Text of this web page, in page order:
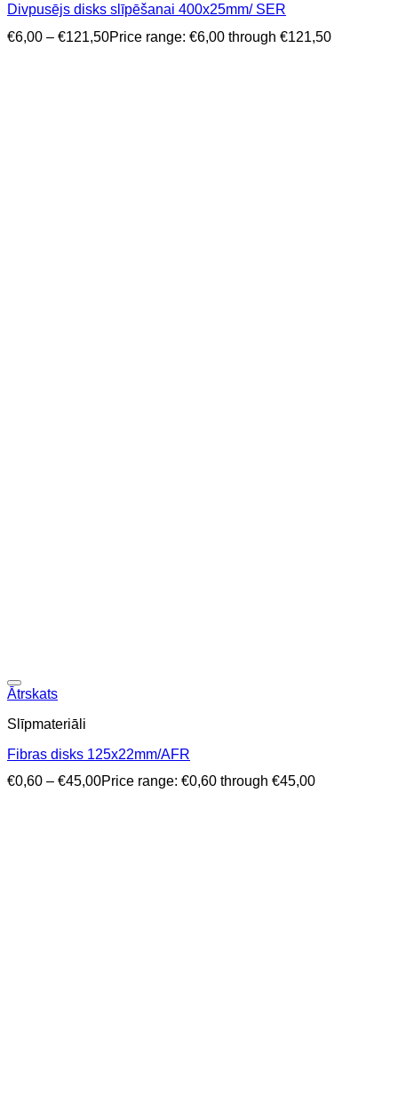
Divpusējs disks slīpēšanai 400x25mm/ SER
€6,00 – €121,50Price range: €6,00 through €121,50
Ātrskats
Slīpmateriāli
Fibras disks 125x22mm/AFR
€0,60 – €45,00Price range: €0,60 through €45,00